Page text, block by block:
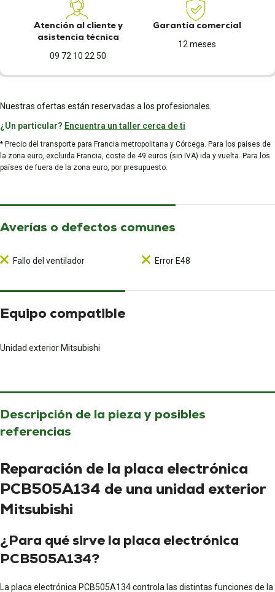
Atención al cliente y
asistencia técnica
09 72 10 22 50
Garantía comercial
12 meses
Nuestras ofertas están reservadas a los profesionales.
¿Un particular? Encuentra un taller cerca de ti
* Precio del transporte para Francia metropolitana y Córcega. Para los países de
la zona euro, excluida Francia, coste de 49 euros (sin IVA) ida y vuelta. Para los
países de fuera de la zona euro, por presupuesto.
Averías o defectos comunes
Fallo del ventilador Error E48
Equipo compatible
Unidad exterior Mitsubishi
Descripción de la pieza y posibles
referencias
Reparación de la placa electrónica
PCB505A134 de una unidad exterior
Mitsubishi
¿Para qué sirve la placa electrónica
PCB505A134?
La placa electrónica PCB505A134 controla las distintas funciones de la